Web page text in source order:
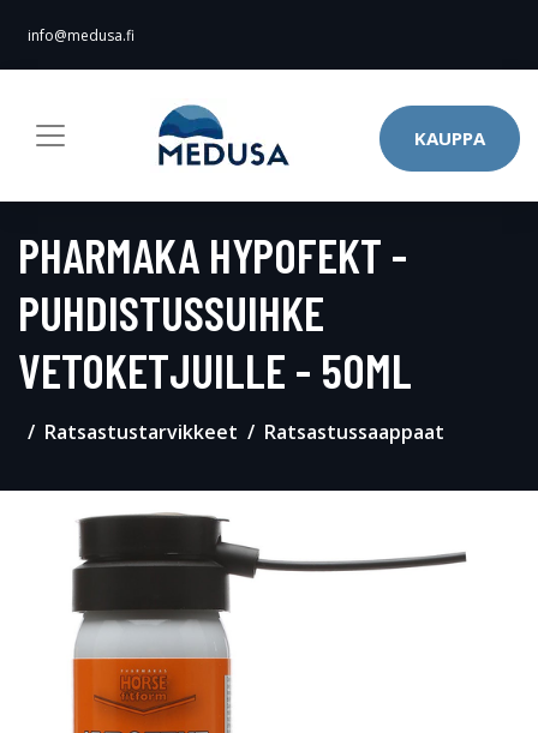
info@medusa.fi
KAUPPA
PHARMAKA HYPOFEKT -
PUHDISTUSSUIHKE
VETOKETJUILLE - 50ML
Ratsastustarvikkeet Ratsastussaappaat